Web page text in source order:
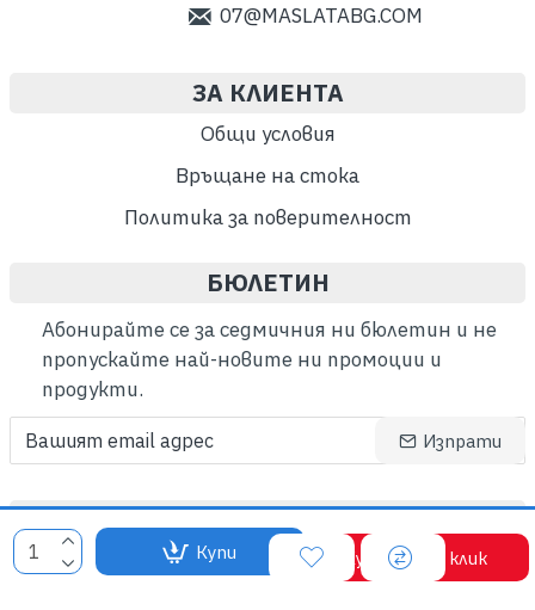
Купи Купи с един клик
07@MASLATABG.COM
ЗА КЛИЕНТА
Общи условия
Връщане на стока
Политика за поверителност
БЮЛЕТИН
Абонирайте се за седмичния ни бюлетин и не
пропускайте най-новите ни промоции и
продукти.
Изпрати
ВСИЧКИ ПРАВА ЗАПАЗЕНИ ©